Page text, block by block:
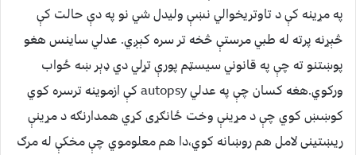
په مړینه کې د تاوتریخوالي نښې ولیدل شي نو په دې حالت کې
څېړنه پرته له طبي مرستې څخه تر سره کېږي. عدلي ساینس هغو
پوښتنو ته چې په قانوني سیسټم پورې تړلي دي ډېر ښه ځواب
ورکوي.هغه کسان چې په عدلي autopsy کې ازموینه ترسره کوي
کوښښ کوي چې د مړینې وخت ځانګړی کړي همدارنګه د مړینې
ریښتینی لامل هم روښانه کوي،دا هم معلوموي چې مخکې له مرګ